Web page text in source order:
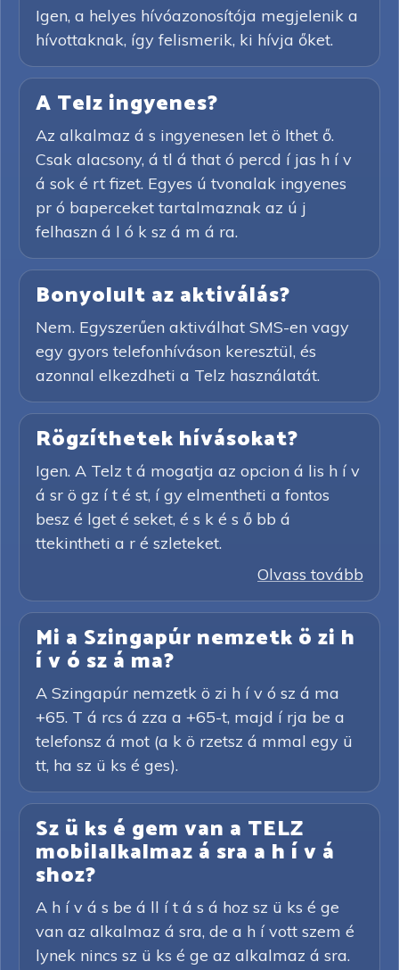
Igen, a helyes hívóazonosítója megjelenik a
hívottaknak, így felismerik, ki hívja őket.
A Telz ingyenes?
Az alkalmaz á s ingyenesen let ö lthet ő.
Csak alacsony, á tl á that ó percd í jas h í v
á sok é rt fizet. Egyes ú tvonalak ingyenes
pr ó baperceket tartalmaznak az ú j
felhaszn á l ó k sz á m á ra.
Bonyolult az aktiválás?
Nem. Egyszerűen aktiválhat SMS-en vagy
egy gyors telefonhíváson keresztül, és
azonnal elkezdheti a Telz használatát.
Rögzíthetek hívásokat?
Igen. A Telz t á mogatja az opcion á lis h í v
á sr ö gz í t é st, í gy elmentheti a fontos
besz é lget é seket, é s k é s ő bb á
ttekintheti a r é szleteket.
Olvass tovább
Mi a Szingapúr nemzetk ö zi h
í v ó sz á ma?
A Szingapúr nemzetk ö zi h í v ó sz á ma
+65. T á rcs á zza a +65-t, majd í rja be a
telefonsz á mot (a k ö rzetsz á mmal egy ü
tt, ha sz ü ks é ges).
Sz ü ks é gem van a TELZ
mobilalkalmaz á sra a h í v á
shoz?
A h í v á s be á ll í t á s á hoz sz ü ks é ge
van az alkalmaz á sra, de a h í vott szem é
lynek nincs sz ü ks é ge az alkalmaz á sra.